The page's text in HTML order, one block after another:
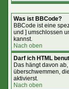
Was ist BBCode?
BBCode ist eine
und ] umschlossen
kannst.
Nach oben
Darf ich HTML
Das hängt davon
überschwemmen,
aktivierst.
Nach oben